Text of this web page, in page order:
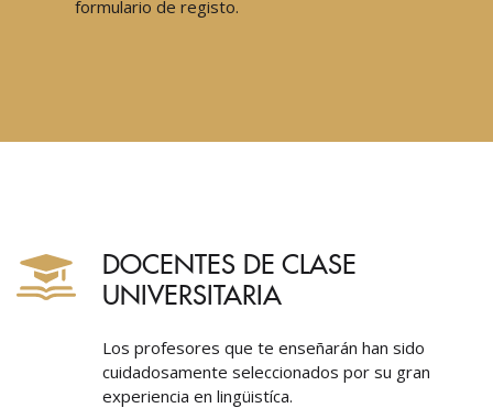
formulario de registo.
DOCENTES DE CLASE
UNIVERSITARIA
Los profesores que te enseñarán han sido
cuidadosamente seleccionados por su gran
experiencia en lingüistíca.